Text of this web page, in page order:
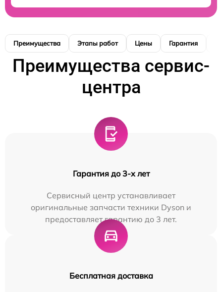
Преимущества Этапы работ Цены Гарантия
Преимущества сервис-
центра
Гарантия до 3-х лет
Сервисный центр устанавливает
оригинальные запчасти техники Dyson и
предоставляет гарантию до 3 лет.
Бесплатная доставка